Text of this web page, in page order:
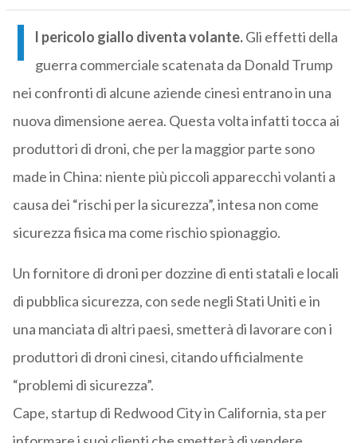
I l pericolo giallo diventa volante.Gli effetti della
guerra commerciale scatenata da Donald Trump
nei confronti di alcune aziende cinesi entrano in una
nuova dimensione aerea. Questa volta infatti tocca ai
produttori di droni, che per la maggior parte sono
made in China: niente più piccoli apparecchi volanti a
causa dei “rischi per la sicurezza”, intesa non come
sicurezza fisica ma come rischio spionaggio.
Un fornitore di droni per dozzine di enti statali e locali
di pubblica sicurezza, con sede negli Stati Uniti e in
una manciata di altri paesi, smetterà di lavorare con i
produttori di droni cinesi, citando ufficialmente
“problemi di sicurezza”.
Cape, startup di Redwood City in California, sta per